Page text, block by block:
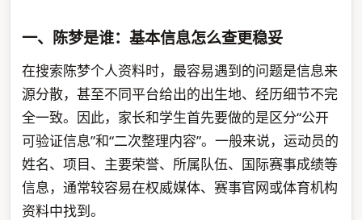
一、陈梦是谁：基本信息怎么查更稳妥
在搜索陈梦个人资料时，最容易遇到的问题是信息来
源分散，甚至不同平台给出的出生地、经历细节不完
全一致。因此，家长和学生首先要做的是区分“公开
可验证信息”和“二次整理内容”。一般来说，运动员的
姓名、项目、主要荣誉、所属队伍、国际赛事成绩等
信息，通常较容易在权威媒体、赛事官网或体育机构
资料中找到。